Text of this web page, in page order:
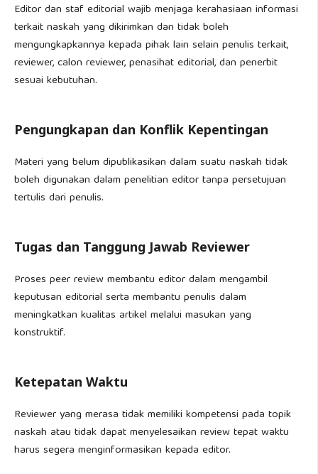
Editor dan staf editorial wajib menjaga kerahasiaan informasi
terkait naskah yang dikirimkan dan tidak boleh
mengungkapkannya kepada pihak lain selain penulis terkait,
reviewer, calon reviewer, penasihat editorial, dan penerbit
sesuai kebutuhan.
Pengungkapan dan Konflik Kepentingan
Materi yang belum dipublikasikan dalam suatu naskah tidak
boleh digunakan dalam penelitian editor tanpa persetujuan
tertulis dari penulis.
Tugas dan Tanggung Jawab Reviewer
Proses peer review membantu editor dalam mengambil
keputusan editorial serta membantu penulis dalam
meningkatkan kualitas artikel melalui masukan yang
konstruktif.
Ketepatan Waktu
Reviewer yang merasa tidak memiliki kompetensi pada topik
naskah atau tidak dapat menyelesaikan review tepat waktu
harus segera menginformasikan kepada editor.